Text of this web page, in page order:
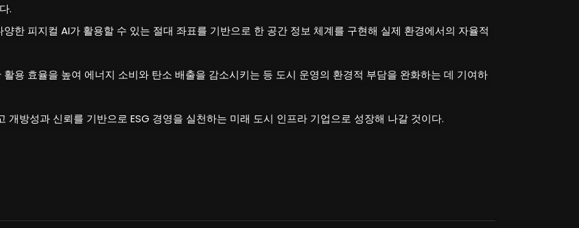
.
한 피지컬 AI가 활용할 수 있는 절대 좌표를 기반으로 한 공간 정보 체계를 구현해 실제 환경에서의 자율적
용 효율을 높여 에너지 소비와 탄소 배출을 감소시키는 등 도시 운영의 환경적 부담을 완화하는 데 기여하
방성과 신뢰를 기반으로 ESG 경영을 실천하는 미래 도시 인프라 기업으로 성장해 나갈 것이다.